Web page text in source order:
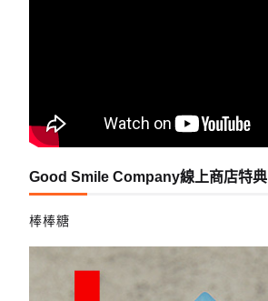
Good Smile Company線上商店特典
棒棒糖